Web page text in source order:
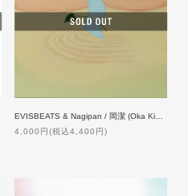
4,000円(税込4,400円)